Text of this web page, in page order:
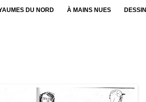
DU NORD À MAINS NUES DESSIN